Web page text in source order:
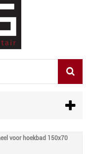
voor hoekbad 150x70